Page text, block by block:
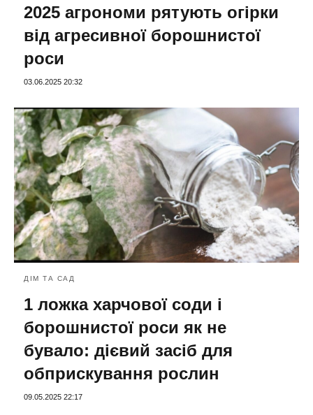
2025 агрономи рятують огірки
від агресивної борошнистої
роси
03.06.2025 20:32
ДІМ ТА САД
1 ложка харчової соди і
борошнистої роси як не
бувало: дієвий засіб для
обприскування рослин
09.05.2025 22:17